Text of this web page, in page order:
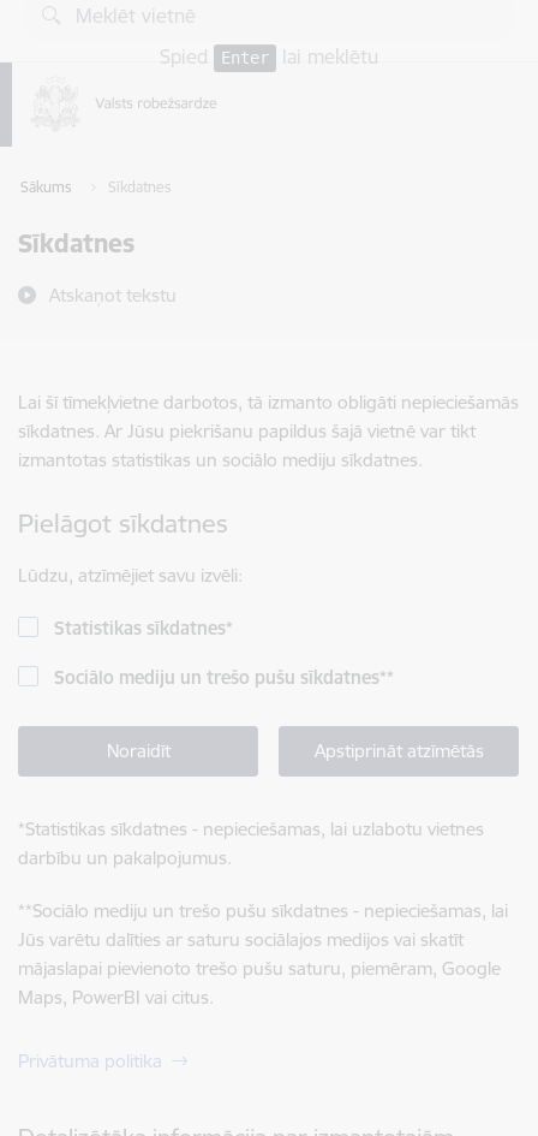
Pāriet uz lapas saturu
Spied
Enter lai meklētu
Sākums Sīkdatnes
Sīkdatnes
Atskaņot tekstu
Lai šī tīmekļvietne darbotos, tā izmanto obligāti nepieciešamās
sīkdatnes. Ar Jūsu piekrišanu papildus šajā vietnē var tikt
izmantotas statistikas un sociālo mediju sīkdatnes.
Pielāgot sīkdatnes
Lūdzu, atzīmējiet savu izvēli:
Statistikas sīkdatnes*
Sociālo mediju un trešo pušu sīkdatnes**
Noraidīt Apstiprināt atzīmētās
*Statistikas sīkdatnes - nepieciešamas, lai uzlabotu vietnes
darbību un pakalpojumus.
**Sociālo mediju un trešo pušu sīkdatnes - nepieciešamas, lai
Jūs varētu dalīties ar saturu sociālajos medijos vai skatīt
mājaslapai pievienoto trešo pušu saturu, piemēram, Google
Maps, PowerBI vai citus.
Privātuma politika